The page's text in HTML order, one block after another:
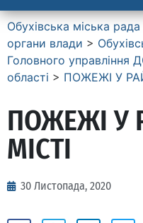
Обухівська міська рада
органи влади >
Головного управління
області > ПОЖЕЖІ У
ПОЖЕЖІ У
МІСТІ
30 Листопада, 2020